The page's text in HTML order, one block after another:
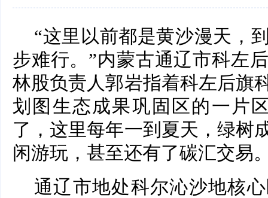
“这里以前都是黄沙漫天，
步难行。”内蒙古通辽市科左
林股负责人郭岩指着科左后旗
划图生态成果巩固区的一片
了，这里每年一到夏天，绿树
闲游玩，甚至还有了碳汇交易
通辽市地处科尔沁沙地核